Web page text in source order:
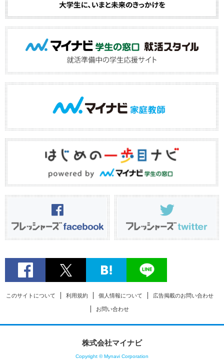
このサイトについて 利用規約 個人情報について 広告掲載のお問い合わせ
お問い合わせ
株式会社マイナビ
Copyright © Mynavi Corporation